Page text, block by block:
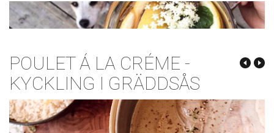
POULET Á LA CRÉME -
KYCKLING I GRÄDDSÅS